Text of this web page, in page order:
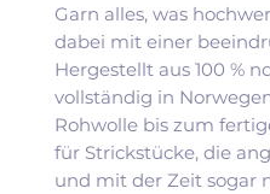
Garn alles, was
dabei mit einer
Hergestellt aus 100 %
vollständig in
Rohwolle bis zum
für Strickstücke, die
und mit der Zeit sogar